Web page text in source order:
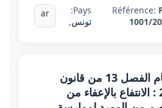
Référence:
1001/
Pays:
تونس,
ar
حول الانتفاع بأحكام الفصل 13 من قانون
المالية لسنة 2019 : الانتفاع بالإعفاء من